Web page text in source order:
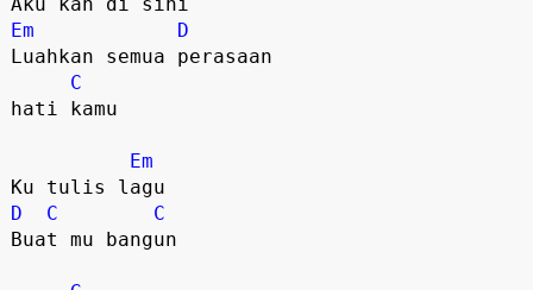
Em
D
Luahkan semua perasaan
C
hati kamu
Em
D
C
C
Buat mu bangun